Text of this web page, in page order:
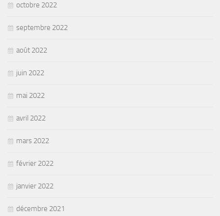
octobre 2022
septembre 2022
août 2022
juin 2022
mai 2022
avril 2022
mars 2022
février 2022
janvier 2022
décembre 2021